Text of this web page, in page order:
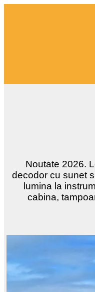
Noutate 2026.
decodor cu sunet
lumina la
cabina,